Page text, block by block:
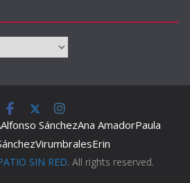
Alfonso SánchezAna AmadorPaula
VirumbralesErin
SIN RED. All rights reserved.